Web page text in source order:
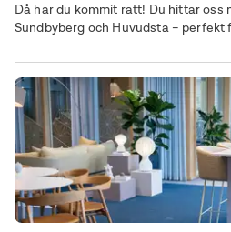
Då har du kommit rätt! Du hittar oss
Sundbyberg och Huvudsta –
Solna Business Park frodas både